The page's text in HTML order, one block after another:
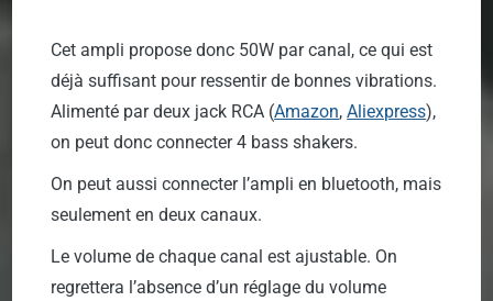
Cet ampli propose donc 50W par canal, ce qui est
déjà suffisant pour ressentir de bonnes vibrations.
Alimenté par deux jack RCA (Amazon,Aliexpress),
on peut donc connecter 4 bass shakers.
On peut aussi connecter l’ampli en bluetooth, mais
seulement en deux canaux.
Le volume de chaque canal est ajustable. On
regrettera l’absence d’un réglage du volume